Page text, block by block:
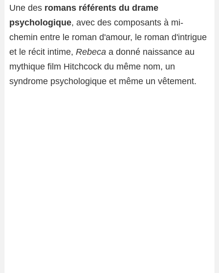
Une des romans référents du drame
psychologique, avec des composants à mi-
chemin entre le roman d'amour, le roman d'intrigue
et le récit intime, Rebeca a donné naissance au
mythique film Hitchcock du même nom, un
syndrome psychologique et même un vêtement.